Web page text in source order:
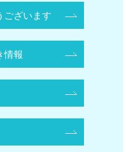
ございます
情報